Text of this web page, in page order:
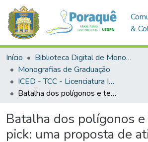
&
Início
Biblioteca Digital de Monografias (BDM)
Monografias de Graduação
ICED - TCC - Licenciatura Integrada em Matemática e Física
Batalha dos polígonos e teorema de pick: uma proposta de atividade para o ensino de geometria
Batalha dos polígonos
pick: uma proposta de